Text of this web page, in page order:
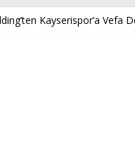
Kayserispor’a Vefa